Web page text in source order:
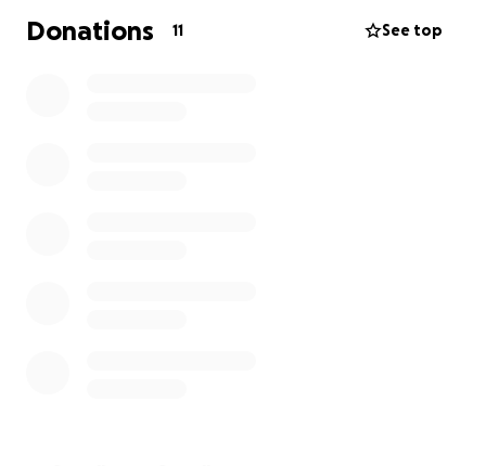
Donations 11 See top